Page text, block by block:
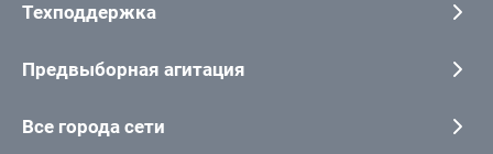
Техподдержка
Предвыборная агитация
Все города сети